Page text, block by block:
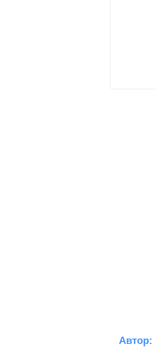
Автор: